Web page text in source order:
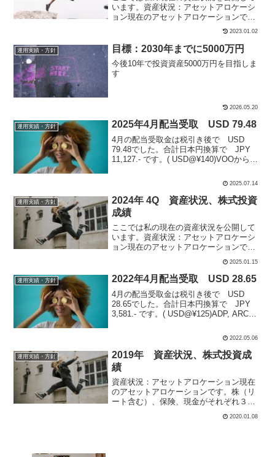
います。資産状況：アセットアロケーシ
ョン現在のアセットアロケーションで
す。アメリカ株アセットの43%を構成。
2022年1Qから3%Up。主力アセットで
す。今後もETF主体で長期保有を続けま
す。個別はグロー...
2023.01.02
運用実績・方針 目標：2030年までに5000万円
今後10年で投資資産5000万円を目指しま
す
2026.05.20
運用実績・方針 2025年4月配当受取 USD 79.48
4月の配当受取金は税引き後で USD
79.48でした。合計日本円換算で JPY
11,127.- です。( USD@¥140)VOOから頂
2025.07.14
運用実績・方針
2024年 4Q 資産状況、株式投資
成績
ここでは私の現在の資産状況を公開して
います。資産状況：アセットアロケーシ
ョン現在のアセットアロケーションで
現在の主力アセットです。ETF主体の長
期保有と個別の短中期投資を続けます。
保険ポートフォリオの2...
2025.01.15
運用実績・方針 2022年4月配当受取 USD 28.65
4月の配当受取金は税引き後で USD
28.65でした。合計日本円換算で JPY
3,581.- です。( USD@¥125)ADP, ARCC
2022.05.06
運用実績・方針
2019年 資産状況、株式投資成
績
資産状況：アセットアロケーション現在
のアセットアロケーションです。株（リ
ート含む）、保険、現金がそれぞれ３
ポールで購入しました。年利４％で運用
2020.01.08